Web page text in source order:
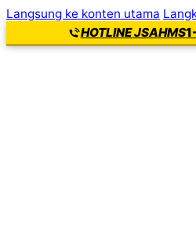
Langsung ke konten utama
HOTLINE JSAHMS